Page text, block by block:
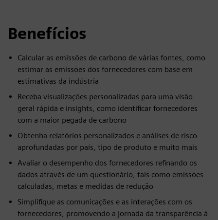
Benefícios
Calcular as emissões de carbono de várias fontes, como
estimar as emissões dos fornecedores com base em
estimativas da indústria
Receba visualizações personalizadas para uma visão
geral rápida e insights, como identificar fornecedores
com a maior pegada de carbono
Obtenha relatórios personalizados e análises de risco
aprofundadas por país, tipo de produto e muito mais
Avaliar o desempenho dos fornecedores refinando os
dados através de um questionário, tais como emissões
calculadas, metas e medidas de redução
Simplifique as comunicações e as interações com os
fornecedores, promovendo a jornada da transparência à